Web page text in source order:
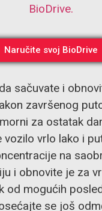
BioDrive.
Naručite svoj BioDrive
sačuvate i
završenog
za ostatak
vozilo vrlo lako i
na
i obnovite je za
od mogućih
se još